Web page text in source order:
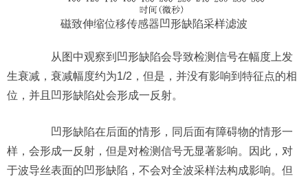
磁致伸缩位移传感器凹形缺陷采样滤波
从图中观察到凹形缺陷会导致检测信号在幅度上发
生衰减，衰减幅度约为1/2，但是，并没有影响到特征点的相
位，并且凹形缺陷处会形成一反射。
凹形缺陷在后面的情形，同后面有障碍物的情形一
样，会形成一反射，但是对检测信号无显著影响。因此，对
于波导丝表面的凹形缺陷，不会对全波采样法构成影响。但